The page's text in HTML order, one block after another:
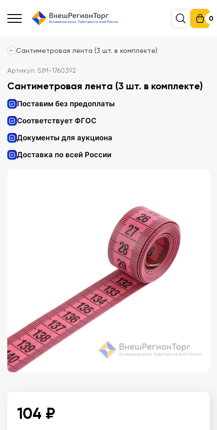
0
Сантиметровая лента (3 шт. в комплекте)
Артикул: SIM-1760392
Сантиметровая лента (3 шт. в комплекте)
Поставим без предоплаты
Соответствует ФГОС
Документы для аукциона
Доставка по всей России
104 ₽